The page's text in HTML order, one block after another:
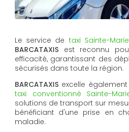
Le service de taxi Sainte-
BARCATAXIS est reconnu
efficacité, garantissant des
sécurisés dans toute la région.
BARCATAXIS excelle
taxi conventionné Sainte-
solutions de transport sur
bénéficiant d'une prise en
maladie.